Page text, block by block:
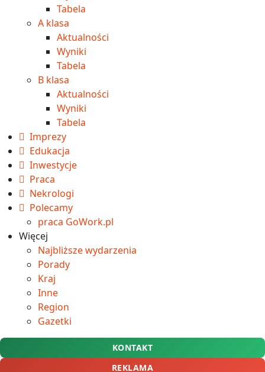
Tabela
A klasa
Aktualności
Wyniki
Tabela
B klasa
Aktualności
Wyniki
Tabela
Imprezy
Edukacja
Inwestycje
Praca
Nekrologi
Polecamy
praca GoWork.pl
Więcej
Najbliższe wydarzenia
Porady
Kraj
Inne
Region
Gazetki
KONTAKT
REKLAMA